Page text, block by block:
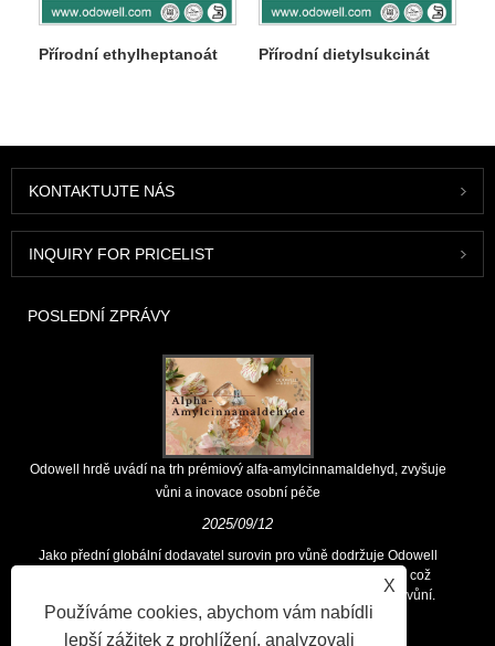
Přírodní ethylheptanoát Přírodní dietylsukcinát
KONTAKTUJTE NÁS
INQUIRY FOR PRICELIST
POSLEDNÍ ZPRÁVY
Odowell hrdě uvádí na trh prémiový alfa-amylcinnamaldehyd, zvyšuje
vůni a inovace osobní péče
2025/09/12
Jako přední globální dodavatel surovin pro vůně dodržuje Odowell
hlavní filozofii „zaměřených na inovace zaměřené na kvalitu, což
zákazníkům po celém světě trvale poskytuje vynikající řešení vůní.
X
Používáme cookies, abychom vám nabídli
lepší zážitek z prohlížení, analyzovali